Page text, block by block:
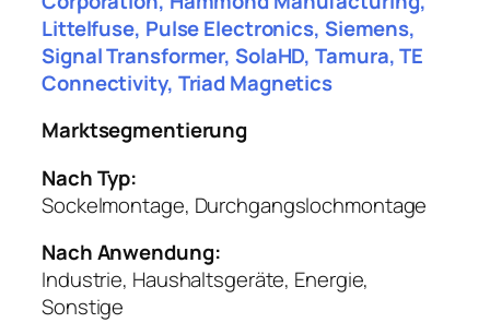
Littelfuse, Pulse Electronics, Siemens,
Signal Transformer, SolaHD, Tamura, TE
Connectivity, Triad Magnetics
Marktsegmentierung
Nach Typ:
Sockelmontage, Durchgangslochmontage
Nach Anwendung:
Industrie, Haushaltsgeräte, Energie,
Sonstige